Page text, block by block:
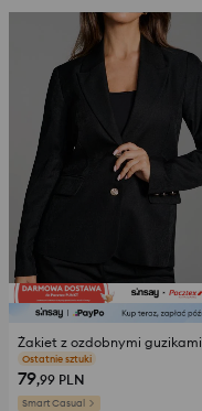
Żakiet z ozdobnymi guzikami
opinie (185)
79,99 PLN
Smart Casual